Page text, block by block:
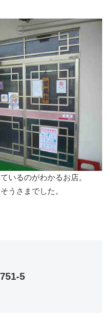
いるのがわかるお店。
うさまでした。
5